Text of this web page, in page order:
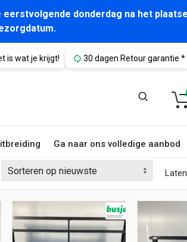
donderdag na het
is wat je krijgt! 30 dagen Retour garantie *
Ga naar ons volledige aanbod
nieuwste